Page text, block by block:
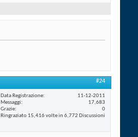
#24
Data Registrazione
11-12-2011
Messaggi
17,683
Grazie
0
Ringraziato 15,416 volte in 6,772 Discussioni